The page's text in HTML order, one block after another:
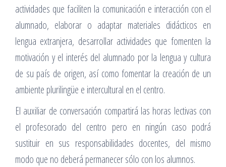
actividades que faciliten la comunicación e interacción con el
alumnado, elaborar o adaptar materiales didácticos en
lengua extranjera, desarrollar actividades que fomenten la
motivación y el interés del alumnado por la lengua y cultura
de su país de origen, así como fomentar la creación de un
ambiente plurilingüe e intercultural en el centro.
El auxiliar de conversación compartirá las horas lectivas con
el profesorado del centro pero en ningún caso podrá
sustituir en sus responsabilidades docentes, del mismo
modo que no deberá permanecer sólo con los alumnos.